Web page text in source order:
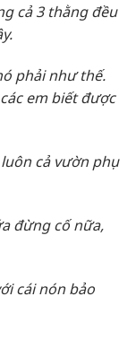
cả 3 thằng đều
phải như thế.
em biết được
cả vườn phụ
đừng cố nữa,
cái nón bảo